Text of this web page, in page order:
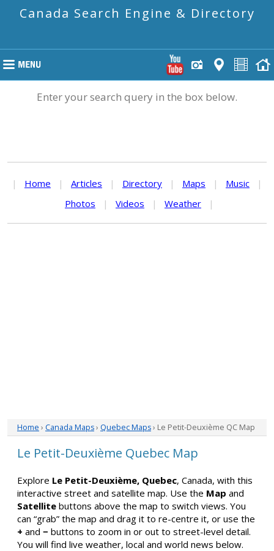
Canada Search Engine & Directory
Enter your search query in the box below.
| Home | Articles | Directory | Maps | Music
|
Photos
| Videos | Weather |
Home › Canada Maps› Quebec Maps› Le Petit-Deuxième QC Map
Le Petit-Deuxième Quebec Map
Explore Le Petit-Deuxième, Quebec, Canada, with this
interactive street and satellite map. Use the Map and
Satellite buttons above the map to switch views. You
can “grab” the map and drag it to re-centre it, or use the
+ and − buttons to zoom in or out to street-level detail.
You will find live weather, local and world news below.